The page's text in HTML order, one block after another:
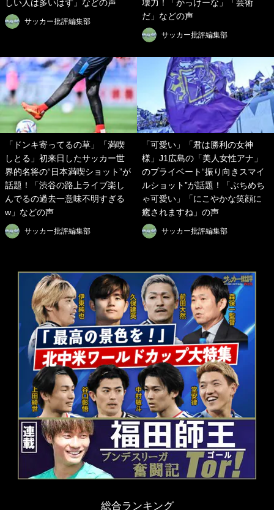
しい人は多いはず」などの声
サッカー批評編集部
壊力！「かっけーな」「芸術
だ」などの声
サッカー批評編集部
「ドンキ寄ってるの草」「満喫
しとる」初来日したサッカー世
界的名将の“日本満喫ショット”が
話題！「渋谷の路上ライブ楽し
んでるの過去一意味不明すぎる
w」などの声
サッカー批評編集部
「可愛い」「君は勝利の女神
様」J1広島の「美人女性アナ」
のプライベート“振り向きスマイ
ルショット”が話題！「ぶちめち
ゃ可愛い」「にこやかな笑顔に
癒されますね」の声
サッカー批評編集部
総合ランキング